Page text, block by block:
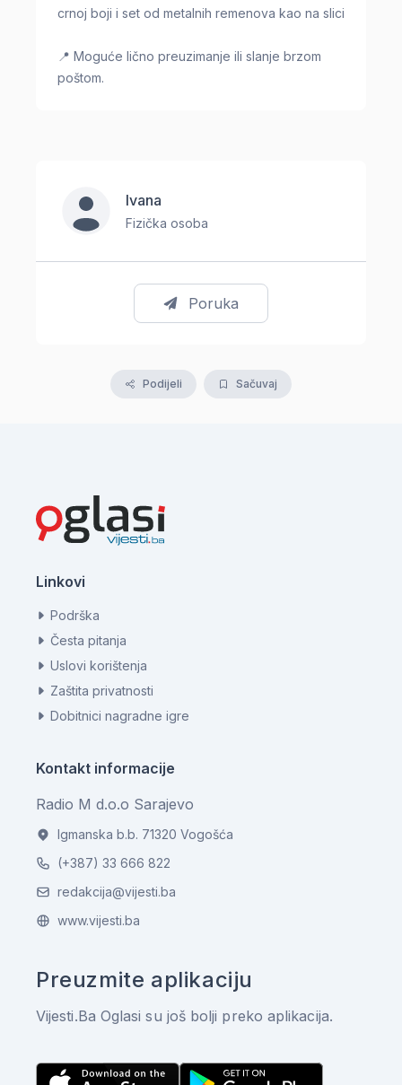
crnoj boji i set od metalnih remenova kao na slici
📍 Moguće lično preuzimanje ili slanje brzom
poštom.
Ivana
Fizička osoba
Poruka
Podijeli Sačuvaj
Linkovi
Podrška
Česta pitanja
Uslovi korištenja
Zaštita privatnosti
Dobitnici nagradne igre
Kontakt informacije
Radio M d.o.o Sarajevo
Igmanska b.b. 71320 Vogošća
(+387) 33 666 822
redakcija@vijesti.ba
www.vijesti.ba
Preuzmite aplikaciju
Vijesti.Ba Oglasi su još bolji preko aplikacija.